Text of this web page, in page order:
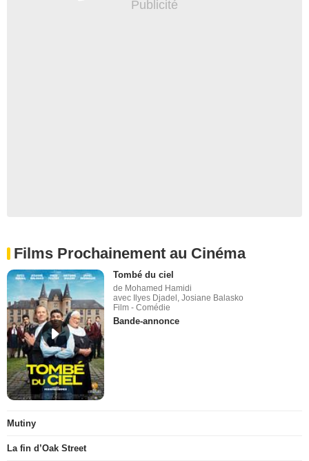
Films Prochainement au Cinéma
Tombé du ciel
de Mohamed Hamidi
avec Ilyes Djadel, Josiane Balasko
Film - Comédie
Bande-annonce
Mutiny
La fin d’Oak Street